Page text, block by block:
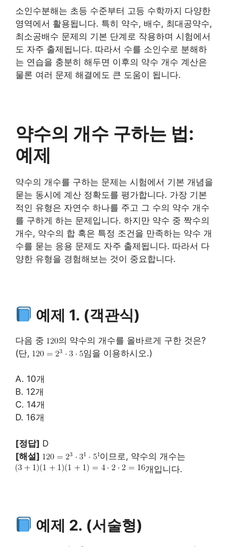
소인수분해는 초등 수준부터 고등 수학까지 다양한
영역에서 활용됩니다. 특히 약수, 배수, 최대공약수,
최소공배수 문제의 기본 단계로 작용하며 시험에서
도 자주 출제됩니다. 따라서 수를 소인수로 분해하
는 연습을 충분히 해두면 이후의 약수 개수 계산은
물론 여러 문제 해결에도 큰 도움이 됩니다.
약수의 개수 구하는 법:
예제
약수의 개수를 구하는 문제는 시험에서 기본 개념을
묻는 동시에 계산 정확도를 평가합니다. 가장 기본
적인 유형은 자연수 하나를 주고 그 수의 약수 개수
를 구하게 하는 문제입니다. 하지만 약수 중 짝수의
개수, 약수의 합 혹은 특정 조건을 만족하는 약수 개
수를 묻는 응용 문제도 자주 출제됩니다. 따라서 다
양한 유형을 경험해보는 것이 중요합니다.
예제 1. (객관식)
다음 중
의 약수의 개수를 올바르게 구한 것은?
(단,
임을 이용하시오.)
A. 10개
B. 12개
C. 14개
D. 16개
[정답] D
[해설]
이므로, 약수의 개수는
개입니다.
예제 2. (서술형)